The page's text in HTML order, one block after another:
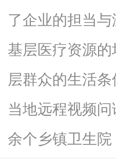
了企业的担当
基层医疗资源
层群众的生活
当地远程视频
余个乡镇卫生